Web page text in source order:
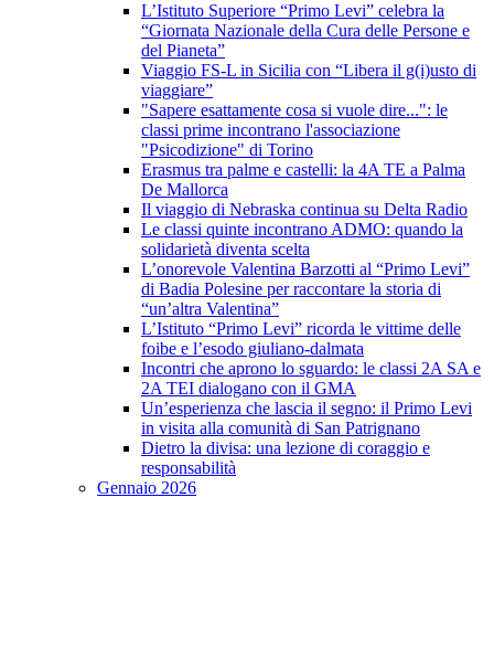
L’Istituto Superiore “Primo Levi” celebra la
“Giornata Nazionale della Cura delle Persone e
del Pianeta”
Viaggio FS-L in Sicilia con “Libera il g(i)usto di
viaggiare”
"Sapere esattamente cosa si vuole dire...": le
classi prime incontrano l'associazione
"Psicodizione" di Torino
Erasmus tra palme e castelli: la 4A TE a Palma
De Mallorca
Il viaggio di Nebraska continua su Delta Radio
Le classi quinte incontrano ADMO: quando la
solidarietà diventa scelta
L’onorevole Valentina Barzotti al “Primo Levi”
di Badia Polesine per raccontare la storia di
“un’altra Valentina”
L’Istituto “Primo Levi” ricorda le vittime delle
foibe e l’esodo giuliano-dalmata
Incontri che aprono lo sguardo: le classi 2A SA e
2A TEI dialogano con il GMA
Un’esperienza che lascia il segno: il Primo Levi
in visita alla comunità di San Patrignano
Dietro la divisa: una lezione di coraggio e
responsabilità
Gennaio 2026